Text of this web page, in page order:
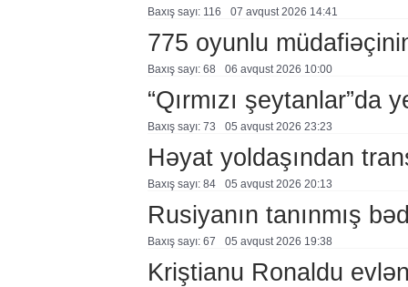
Baxış sayı: 116 07 avqust 2026 14:41
775 oyunlu
Baxış sayı: 68 06 avqust 2026 10:00
“Qırmızı şeytanlar”da
Baxış sayı: 73 05 avqust 2026 23:23
Həyat yoldaşından
Baxış sayı: 84 05 avqust 2026 20:13
Rusiyanın tanınmış
Baxış sayı: 67 05 avqust 2026 19:38
Kriştianu Ronaldu